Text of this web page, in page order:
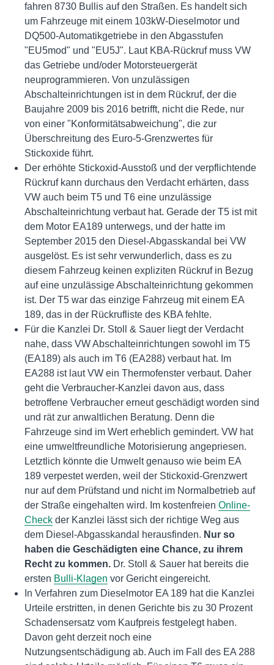
fahren 8730 Bullis auf den Straßen. Es handelt sich
um Fahrzeuge mit einem 103kW-Dieselmotor und
DQ500-Automatikgetriebe in den Abgasstufen
"EU5mod" und "EU5J". Laut KBA-Rückruf muss VW
das Getriebe und/oder Motorsteuergerät
neuprogrammieren. Von unzulässigen
Abschalteinrichtungen ist in dem Rückruf, der die
Baujahre 2009 bis 2016 betrifft, nicht die Rede, nur
von einer "Konformitätsabweichung", die zur
Überschreitung des Euro-5-Grenzwertes für
Stickoxide führt.
Der erhöhte Stickoxid-Ausstoß und der verpflichtende
Rückruf kann durchaus den Verdacht erhärten, dass
VW auch beim T5 und T6 eine unzulässige
Abschalteinrichtung verbaut hat. Gerade der T5 ist mit
dem Motor EA189 unterwegs, und der hatte im
September 2015 den Diesel-Abgasskandal bei VW
ausgelöst. Es ist sehr verwunderlich, dass es zu
diesem Fahrzeug keinen expliziten Rückruf in Bezug
auf eine unzulässige Abschalteinrichtung gekommen
ist. Der T5 war das einzige Fahrzeug mit einem EA
189, das in der Rückrufliste des KBA fehlte.
Für die Kanzlei Dr. Stoll & Sauer liegt der Verdacht
nahe, dass VW Abschalteinrichtungen sowohl im T5
(EA189) als auch im T6 (EA288) verbaut hat. Im
EA288 ist laut VW ein Thermofenster verbaut. Daher
geht die Verbraucher-Kanzlei davon aus, dass
betroffene Verbraucher erneut geschädigt worden sind
und rät zur anwaltlichen Beratung. Denn die
Fahrzeuge sind im Wert erheblich gemindert. VW hat
eine umweltfreundliche Motorisierung angepriesen.
Letztlich könnte die Umwelt genauso wie beim EA
189 verpestet werden, weil der Stickoxid-Grenzwert
nur auf dem Prüfstand und nicht im Normalbetrieb auf
der Straße eingehalten wird. Im kostenfreien Online-
Check der Kanzlei lässt sich der richtige Weg aus
dem Diesel-Abgasskandal herausfinden. Nur so
haben die Geschädigten eine Chance, zu ihrem
Recht zu kommen. Dr. Stoll & Sauer hat bereits die
ersten Bulli-Klagen vor Gericht eingereicht.
In Verfahren zum Dieselmotor EA 189 hat die Kanzlei
Urteile erstritten, in denen Gerichte bis zu 30 Prozent
Schadensersatz vom Kaufpreis festgelegt haben.
Davon geht derzeit noch eine
Nutzungsentschädigung ab. Auch im Fall des EA 288